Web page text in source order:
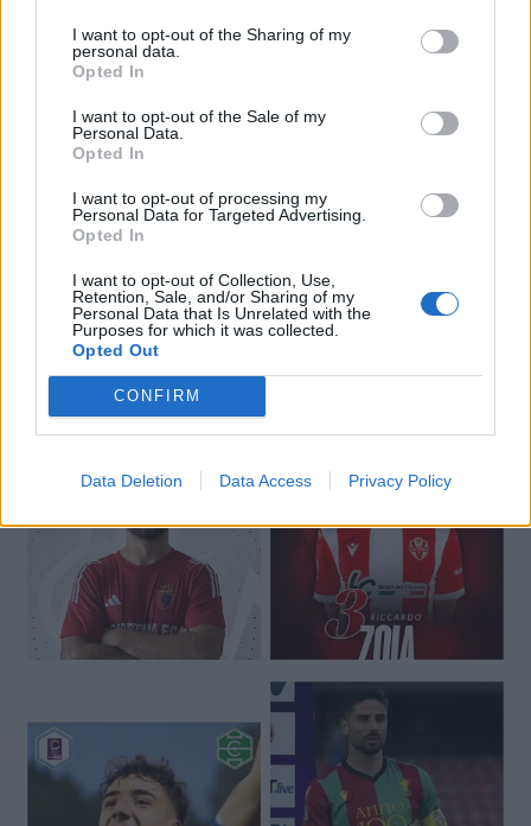
I want to opt-out of the Sharing of my
personal data.
Opted In
I want to opt-out of the Sale of my
Personal Data.
Opted In
I want to opt-out of processing my
Personal Data for Targeted Advertising.
Opted In
I want to opt-out of Collection, Use,
Retention, Sale, and/or Sharing of my
Personal Data that Is Unrelated with the
Purposes for which it was collected.
Opted Out
CONFIRM
Data Deletion Data Access Privacy Policy
🔥 Trending